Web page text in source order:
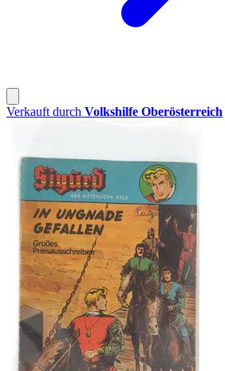
Verkauft durch Volkshilfe Oberösterreich